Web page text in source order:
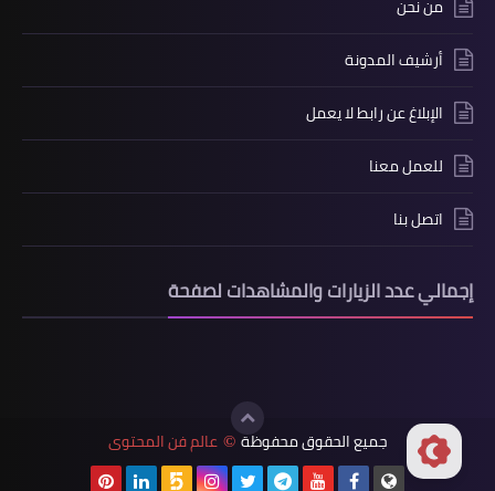
من نحن
أرشيف المدونة
الإبلاغ عن رابط لا يعمل
للعمل معنا
اتصل بنا
إجمالي عدد الزيارات والمشاهدات لصفحة
جميع الحقوق محفوظة © عالم فن المحتوى